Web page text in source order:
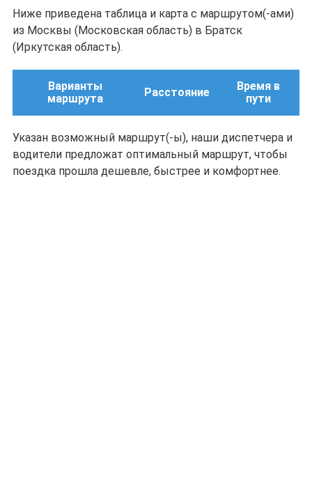
Ниже приведена таблица и карта с маршрутом(-ами)
из Москвы (Московская область) в Братск
(Иркутская область).
Варианты
маршрута
Расстояние
Время в
пути
Указан возможный маршрут(-ы), наши диспетчера и
водители предложат оптимальный маршрут, чтобы
поездка прошла дешевле, быстрее и комфортнее.